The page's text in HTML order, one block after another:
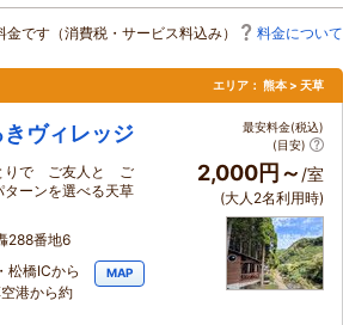
です（消費税・サービス料込み） 料金について
エリア： 熊本 > 天草
ヴィレッジ
りで ご友人と ご
ーンを選べる天草
288番地6
松橋ICから
港から約
MAP
最安料金(税込)
(目安)
2,000円～ /室
(大人2名利用時)